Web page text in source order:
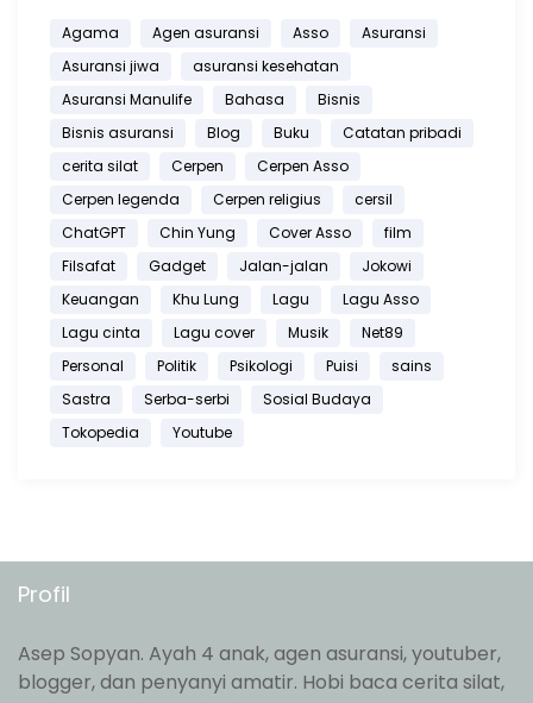
Agama Agen asuransi Asso
Asuransi
Asuransi jiwa
asuransi kesehatan
Asuransi Manulife
Bahasa
Bisnis
Bisnis asuransi
Blog Buku
Catatan pribadi
cerita silat
Cerpen
Cerpen Asso
Cerpen legenda
Cerpen religius
cersil
ChatGPT
Chin Yung Cover Asso
film
Filsafat
Gadget Jalan-jalan
Jokowi
Keuangan
Khu Lung Lagu
Lagu Asso
Lagu cinta
Lagu cover Musik
Net89
Personal
Politik Psikologi Puisi
sains
Sastra
Serba-serbi
Sosial Budaya
Tokopedia
Youtube
Profil
Asep Sopyan. Ayah 4 anak, agen asuransi, youtuber,
blogger, dan penyanyi amatir. Hobi baca cerita silat,